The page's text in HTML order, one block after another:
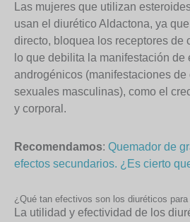
Las mujeres que utilizan
usan el diurético Aldactona, ya
directo, bloquea los receptores de
lo que debilita la manifestación de
androgénicos (manifestaciones de
sexuales masculinas), como el
y corporal.
Recomendamos: Quemador de
efectos secundarios. ¿Es cierto
¿Qué tan efectivos son los diuréticos para
La utilidad y efectividad de los